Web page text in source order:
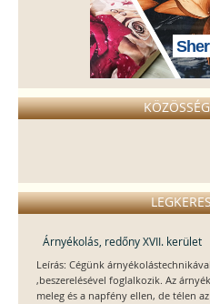
Árnyékolás, redőny XVII. kerület
Leírás: Cégünk
,beszerelésével foglalkozik. Az
meleg és a napfény ellen, de télen